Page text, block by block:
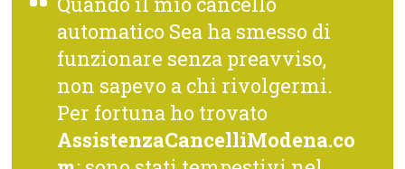
automatico Sea ha smesso di
funzionare senza preavviso,
non sapevo a chi rivolgermi.
Per fortuna ho trovato
AssistenzaCancelliModena.co